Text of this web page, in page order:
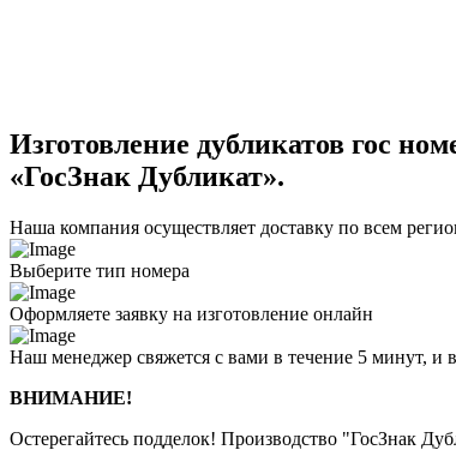
Изготовление дубликатов гос
«ГосЗнак Дубликат».
Наша компания осуществляет доставку по всем
Выберите тип номера
Оформляете заявку на изготовление онлайн
Наш менеджер свяжется с вами в течение 5 минут, и
ВНИМАНИЕ!
Остерегайтесь подделок! Производство "ГосЗнак